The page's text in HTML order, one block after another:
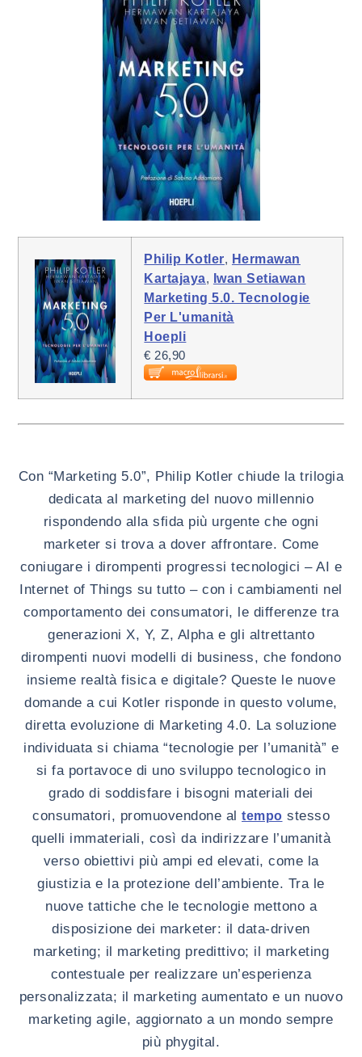
Philip Kotler, Hermawan
Kartajaya, Iwan Setiawan
Marketing 5.0. Tecnologie
Per L'umanità
Hoepli
€ 26,90
Con “Marketing 5.0”, Philip Kotler chiude la trilogia
dedicata al marketing del nuovo millennio
rispondendo alla sfida più urgente che ogni
marketer si trova a dover affrontare. Come
coniugare i dirompenti progressi tecnologici – AI e
Internet of Things su tutto – con i cambiamenti nel
comportamento dei consumatori, le differenze tra
generazioni X, Y, Z, Alpha e gli altrettanto
dirompenti nuovi modelli di business, che fondono
insieme realtà fisica e digitale? Queste le nuove
domande a cui Kotler risponde in questo volume,
diretta evoluzione di Marketing 4.0. La soluzione
individuata si chiama “tecnologie per l’umanità” e
si fa portavoce di uno sviluppo tecnologico in
grado di soddisfare i bisogni materiali dei
consumatori, promuovendone al tempo stesso
quelli immateriali, così da indirizzare l’umanità
verso obiettivi più ampi ed elevati, come la
giustizia e la protezione dell’ambiente. Tra le
nuove tattiche che le tecnologie mettono a
disposizione dei marketer: il data-driven
marketing; il marketing predittivo; il marketing
contestuale per realizzare un’esperienza
personalizzata; il marketing aumentato e un nuovo
marketing agile, aggiornato a un mondo sempre
più phygital.